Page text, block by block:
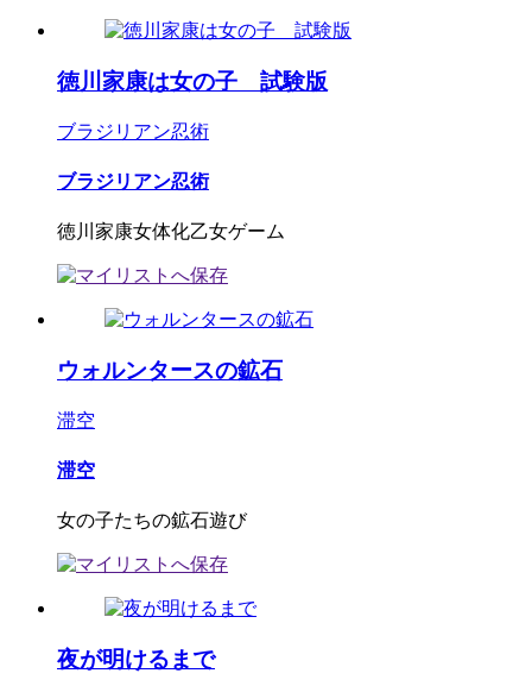
徳川家康は女の子 試験版
ブラジリアン忍術
ブラジリアン忍術
徳川家康女体化乙女ゲーム
ウォルンタースの鉱石
滞空
滞空
女の子たちの鉱石遊び
夜が明けるまで